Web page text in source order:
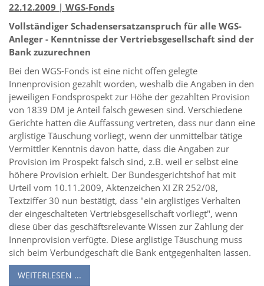
22.12.2009 | WGS-Fonds
Vollständiger Schadensersatzanspruch für alle WGS-
Anleger - Kenntnisse der Vertriebsgesellschaft sind der
Bank zuzurechnen
Bei den WGS-Fonds ist eine nicht offen gelegte
Innenprovision gezahlt worden, weshalb die Angaben in den
jeweiligen Fondsprospekt zur Höhe der gezahlten Provision
von 1839 DM je Anteil falsch gewesen sind. Verschiedene
Gerichte hatten die Auffassung vertreten, dass nur dann eine
arglistige Täuschung vorliegt, wenn der unmittelbar tätige
Vermittler Kenntnis davon hatte, dass die Angaben zur
Provision im Prospekt falsch sind, z.B. weil er selbst eine
höhere Provision erhielt. Der Bundesgerichtshof hat mit
Urteil vom 10.11.2009, Aktenzeichen XI ZR 252/08,
Textziffer 30 nun bestätigt, dass "ein arglistiges Verhalten
der eingeschalteten Vertriebsgesellschaft vorliegt", wenn
diese über das geschäftsrelevante Wissen zur Zahlung der
Innenprovision verfügte. Diese arglistige Täuschung muss
sich beim Verbundgeschäft die Bank entgegenhalten lassen.
WEITERLESEN ...